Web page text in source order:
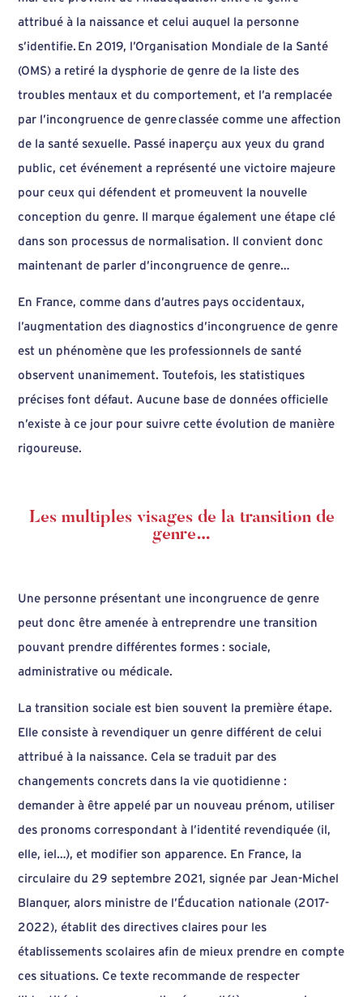
attribué à la naissance et celui auquel la personne
s’identifie. En 2019, l’Organisation Mondiale de la Santé
(OMS) a retiré la dysphorie de genre de la liste des
troubles mentaux et du comportement, et l’a remplacée
par l’incongruence de genre classée comme une affection
de la santé sexuelle. Passé inaperçu aux yeux du grand
public, cet événement a représenté une victoire majeure
pour ceux qui défendent et promeuvent la nouvelle
conception du genre. Il marque également une étape clé
dans son processus de normalisation. Il convient donc
maintenant de parler d’incongruence de genre…
En France, comme dans d’autres pays occidentaux,
l’augmentation des diagnostics d’incongruence de genre
est un phénomène que les professionnels de santé
observent unanimement. Toutefois, les statistiques
précises font défaut. Aucune base de données officielle
n’existe à ce jour pour suivre cette évolution de manière
rigoureuse.
Les multiples visages de la transition de
genre…
Une personne présentant une incongruence de genre
peut donc être amenée à entreprendre une transition
pouvant prendre différentes formes : sociale,
administrative ou médicale.
La transition sociale est bien souvent la première étape.
Elle consiste à revendiquer un genre différent de celui
attribué à la naissance. Cela se traduit par des
changements concrets dans la vie quotidienne :
demander à être appelé par un nouveau prénom, utiliser
des pronoms correspondant à l’identité revendiquée (il,
elle, iel…), et modifier son apparence. En France, la
circulaire du 29 septembre 2021, signée par Jean-Michel
Blanquer, alors ministre de l’Éducation nationale (2017-
2022), établit des directives claires pour les
établissements scolaires afin de mieux prendre en compte
ces situations. Ce texte recommande de respecter